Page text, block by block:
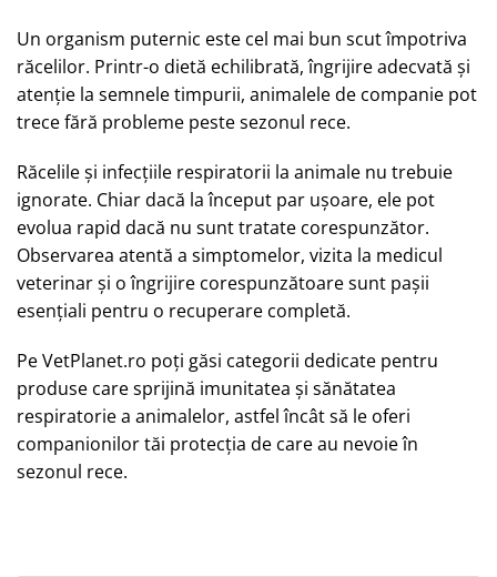
Un organism puternic este cel mai bun scut împotriva
răcelilor. Printr-o dietă echilibrată, îngrijire adecvată și
atenție la semnele timpurii, animalele de companie pot
trece fără probleme peste sezonul rece.
Răcelile și infecțiile respiratorii la animale nu trebuie
ignorate. Chiar dacă la început par ușoare, ele pot
evolua rapid dacă nu sunt tratate corespunzător.
Observarea atentă a simptomelor, vizita la medicul
veterinar și o îngrijire corespunzătoare sunt pașii
esențiali pentru o recuperare completă.
Pe VetPlanet.ro poți găsi categorii dedicate pentru
produse care sprijină imunitatea și sănătatea
respiratorie a animalelor, astfel încât să le oferi
companionilor tăi protecția de care au nevoie în
sezonul rece.